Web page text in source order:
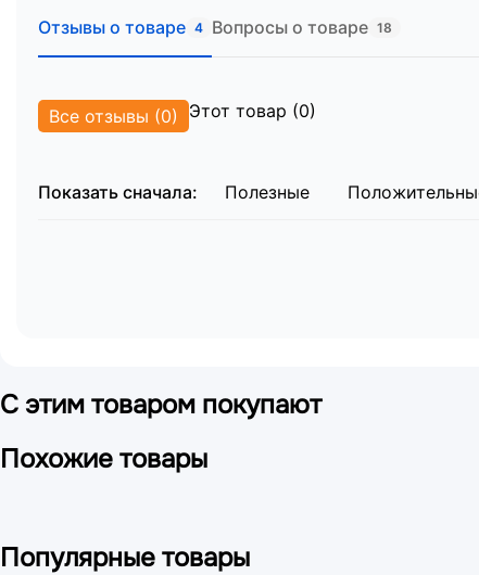
Прикроватный столик:Выполнен из
Туалетное оснащение:
Размеры и упаковка
Место №1 (основной блок): 125х130х41
Отзывы о товаре 4 Вопросы о товаре 18
Все отзывы (0) Этот товар (0)
Показать сначала: Полезные
С этим товаром покупают
Похожие товары
Популярные товары